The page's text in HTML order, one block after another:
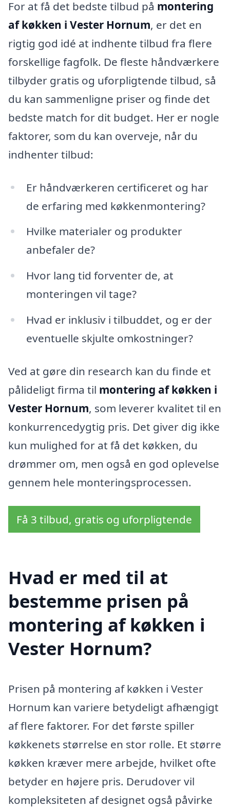
For at få det bedste tilbud på montering
af køkken i Vester Hornum, er det en
rigtig god idé at indhente tilbud fra flere
forskellige fagfolk. De fleste håndværkere
tilbyder gratis og uforpligtende tilbud, så
du kan sammenligne priser og finde det
bedste match for dit budget. Her er nogle
faktorer, som du kan overveje, når du
indhenter tilbud:
Er håndværkeren certificeret og har
de erfaring med køkkenmontering?
Hvilke materialer og produkter
anbefaler de?
Hvor lang tid forventer de, at
monteringen vil tage?
Hvad er inklusiv i tilbuddet, og er der
eventuelle skjulte omkostninger?
Ved at gøre din research kan du finde et
pålideligt firma til montering af køkken i
Vester Hornum, som leverer kvalitet til en
konkurrencedygtig pris. Det giver dig ikke
kun mulighed for at få det køkken, du
drømmer om, men også en god oplevelse
gennem hele monteringsprocessen.
Få 3 tilbud, gratis og uforpligtende
Hvad er med til at
bestemme prisen på
montering af køkken i
Vester Hornum?
Prisen på montering af køkken i Vester
Hornum kan variere betydeligt afhængigt
af flere faktorer. For det første spiller
køkkenets størrelse en stor rolle. Et større
køkken kræver mere arbejde, hvilket ofte
betyder en højere pris. Derudover vil
kompleksiteten af designet også påvirke